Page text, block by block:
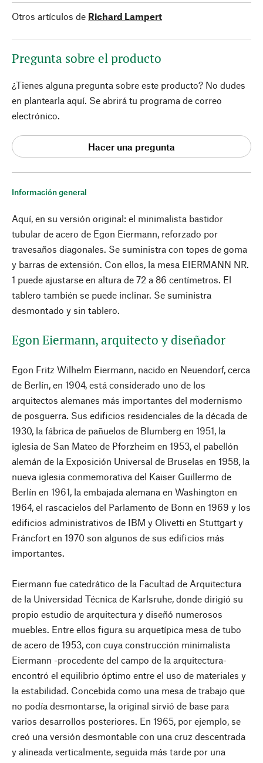
Información general
Aquí, en su versión original: el minimalista bastidor
tubular de acero de Egon Eiermann, reforzado por
travesaños diagonales. Se suministra con topes de goma
y barras de extensión. Con ellos, la mesa EIERMANN NR.
1 puede ajustarse en altura de 72 a 86 centímetros. El
tablero también se puede inclinar. Se suministra
desmontado y sin tablero.
Egon Eiermann, arquitecto y diseñador
Egon Fritz Wilhelm Eiermann, nacido en Neuendorf, cerca
de Berlín, en 1904, está considerado uno de los
arquitectos alemanes más importantes del modernismo
de posguerra. Sus edificios residenciales de la década de
1930, la fábrica de pañuelos de Blumberg en 1951, la
iglesia de San Mateo de Pforzheim en 1953, el pabellón
alemán de la Exposición Universal de Bruselas en 1958, la
nueva iglesia conmemorativa del Kaiser Guillermo de
Berlín en 1961, la embajada alemana en Washington en
1964, el rascacielos del Parlamento de Bonn en 1969 y los
edificios administrativos de IBM y Olivetti en Stuttgart y
Fráncfort en 1970 son algunos de sus edificios más
importantes.
Eiermann fue catedrático de la Facultad de Arquitectura
de la Universidad Técnica de Karlsruhe, donde dirigió su
propio estudio de arquitectura y diseñó numerosos
muebles. Entre ellos figura su arquetípica mesa de tubo
de acero de 1953, con cuya construcción minimalista
Eiermann -procedente del campo de la arquitectura-
encontró el equilibrio óptimo entre el uso de materiales y
la estabilidad. Concebida como una mesa de trabajo que
no podía desmontarse, la original sirvió de base para
varios desarrollos posteriores. En 1965, por ejemplo, se
creó una versión desmontable con una cruz descentrada
y alineada verticalmente, seguida más tarde por una
Otros artículos de Richard Lampert
Pregunta sobre el producto
¿Tienes alguna pregunta sobre este producto? No dudes
en plantearla aquí. Se abrirá tu programa de correo
electrónico.
Hacer una pregunta